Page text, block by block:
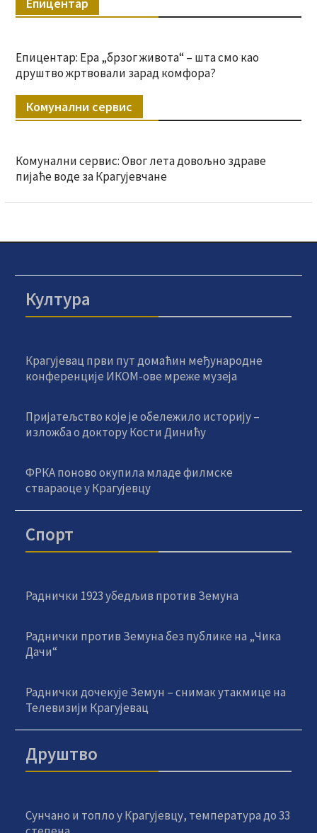
Епицентар
Епицентар: Ера „брзог живота“ – шта смо као
друштво жртвовали зарад комфора?
Комунални сервис
Комунални сервис: Овог лета довољно здраве
пијаће воде за Крагујевчане
Култура
Крагујевац први пут домаћин међународне
конференције ИКОМ-ове мреже музеја
Пријатељство које је обележило историју –
изложба о доктору Кости Динићу
ФРКА поново окупила младе филмске
ствараоце у Крагујевцу
Спорт
Раднички 1923 убедљив против Земуна
Раднички против Земуна без публике на „Чика
Дачи“
Раднички дочекује Земун – снимак утакмице на
Телевизији Крагујевац
Друштво
Сунчано и топло у Крагујевцу, температура до 33